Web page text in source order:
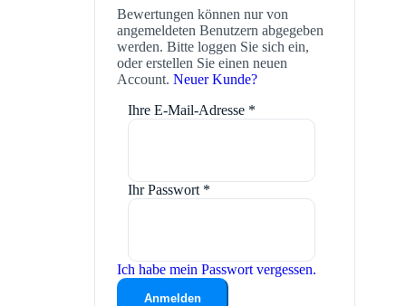
Bewertungen können nur von
angemeldeten Benutzern abgegeben
werden. Bitte loggen Sie sich ein,
oder erstellen Sie einen neuen
Account. Neuer Kunde?
Ihre E-Mail-Adresse *
Ihr Passwort *
Ich habe mein Passwort vergessen.
Anmelden